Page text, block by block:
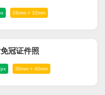
26mm × 32mm
冠证件照
30mm × 40mm